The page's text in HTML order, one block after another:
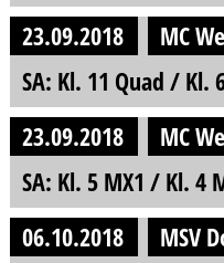
23.09.2018
MC
SA: Kl. 11 Quad / Kl.
23.09.2018
MC
SA: Kl. 5 MX1 / Kl. 4
06.10.2018
MSV